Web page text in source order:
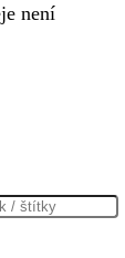
není